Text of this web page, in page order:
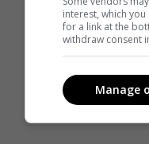
interest, which
for a link at the
withdraw consent
Manage